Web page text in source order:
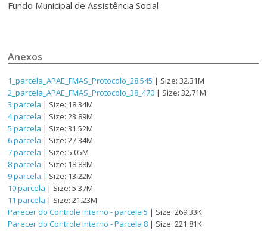
Fundo Municipal de Assistência Social
Anexos
1_parcela_APAE_FMAS_Protocolo_28.545 | Size: 32.31M
2_parcela_APAE_FMAS_Protocolo_38_470 | Size: 32.71M
3 parcela | Size: 18.34M
4 parcela | Size: 23.89M
5 parcela | Size: 31.52M
6 parcela | Size: 27.34M
7 parcela | Size: 5.05M
8 parcela | Size: 18.88M
9 parcela | Size: 13.22M
10 parcela | Size: 5.37M
11 parcela | Size: 21.23M
Parecer do Controle Interno - parcela 5 | Size: 269.33K
Parecer do Controle Interno - Parcela 8 | Size: 221.81K